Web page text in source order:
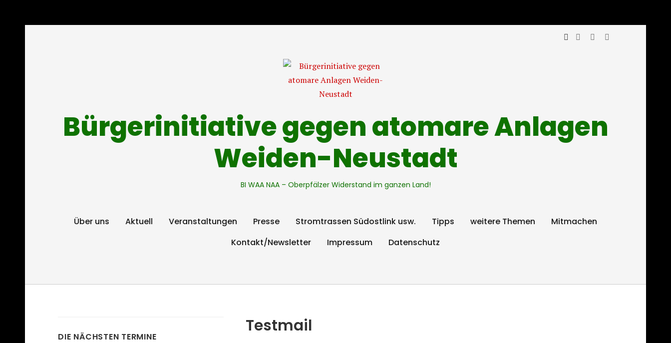
Bürgerinitiative gegen atomare Anlagen
Weiden-Neustadt
BI WAA NAA – Oberpfälzer Widerstand im ganzen Land!
Über uns Aktuell Veranstaltungen Presse Stromtrassen Südostlink usw. Tipps weitere Themen
Mitmachen
Kontakt/Newsletter
Impressum Datenschutz
Testmail
DIE NÄCHSTEN TERMINE